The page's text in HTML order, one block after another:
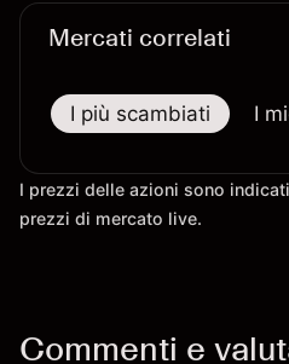
Mercati correlati
I più scambiati I
I prezzi delle azioni sono
prezzi di mercato live.
Commenti e